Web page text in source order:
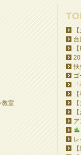
教室
【
台
【
扶
ゴ
「
【
【
【
ア
レ
【